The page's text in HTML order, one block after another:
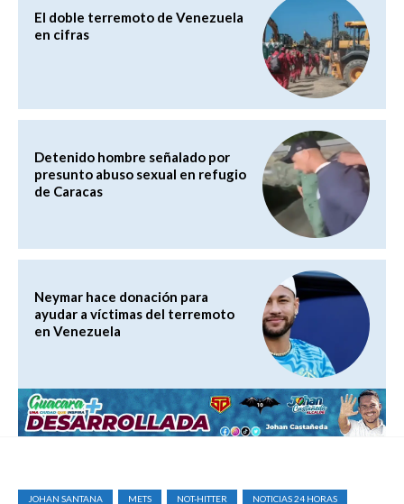
El doble terremoto de Venezuela
en cifras
Detenido hombre señalado por
presunto abuso sexual en refugio
de Caracas
Neymar hace donación para
ayudar a víctimas del terremoto
en Venezuela
JOHAN SANTANA METS NOT-HITTER
NOTICIAS 24 HORAS